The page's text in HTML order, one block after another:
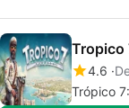
Tropico
4.6
Trópico